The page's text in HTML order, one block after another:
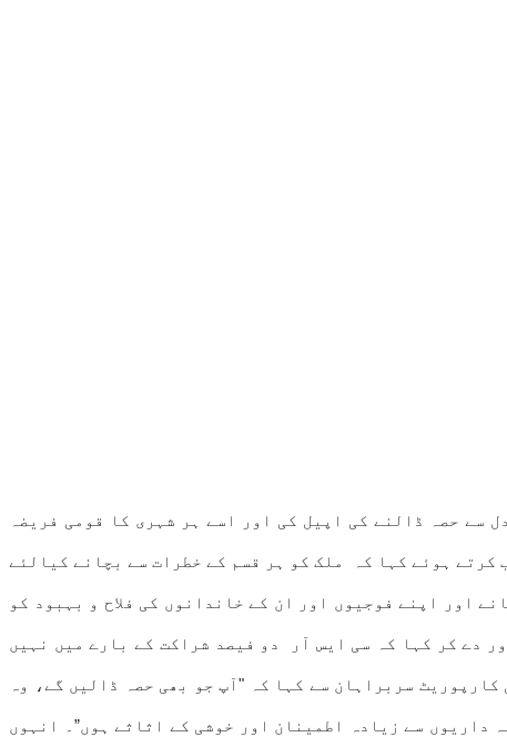
سے حصہ ڈالنے کی اپیل کی اور اسے ہر شہری کا قومی فریضہ
ہوئے کہا کہ ملک کو ہر قسم کے خطرات سے بچانے کیالئے
اور اپنے فوجیوں اور ان کے خاندانوں کی فلاح و بہبود کو
دے کر کہا کہ سی ایس آر دو فیصد شراکت کے بارے میں نہیں
سربراہان سے کہا کہ "آپ جو بھی حصہ ڈالیں گے، وہ
داریوں سے زیادہ اطمینان اور خوشی کے اثاثے ہوں”۔ انہوں